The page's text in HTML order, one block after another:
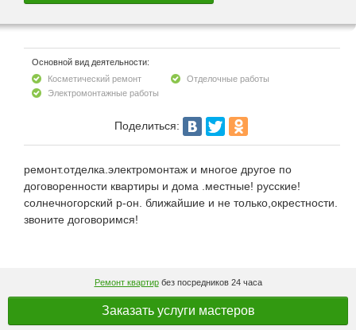
Основной вид деятельности:
Косметический ремонт
Отделочные работы
Электромонтажные работы
Поделиться:
ремонт.отделка.электромонтаж и многое другое по
договоренности квартиры и дома .местные! русские!
солнечногорский р-он. ближайшие и не только,окрестности.
звоните договоримся!
Ремонт квартирбез посредников 24 часа
Заказать услуги мастеров